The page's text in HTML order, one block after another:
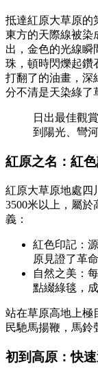
抵達紅原大草原的
東方的天際線被染
出，金色的光線瞬
珠，頓時閃爍起鑽
打翻了的油畫，深
分不清是天染綠了
日出最佳觀
到陽光、彎
紅原之名：紅
紅原大草原地處四
3500米以上，屬
義：
紅色印記：
原見證了革
自然之美：
點綴綠毯，
站在草原高地上極
民馳馬揚鞭，馬鈴
初到高原：快